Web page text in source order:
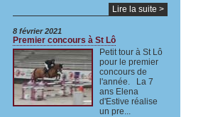
Lire la suite >
8 février 2021
Premier concours à St Lô
Petit tour à St Lô
pour le premier
concours de
l'année. La 7
ans Elena
d'Estive réalise
un pre...